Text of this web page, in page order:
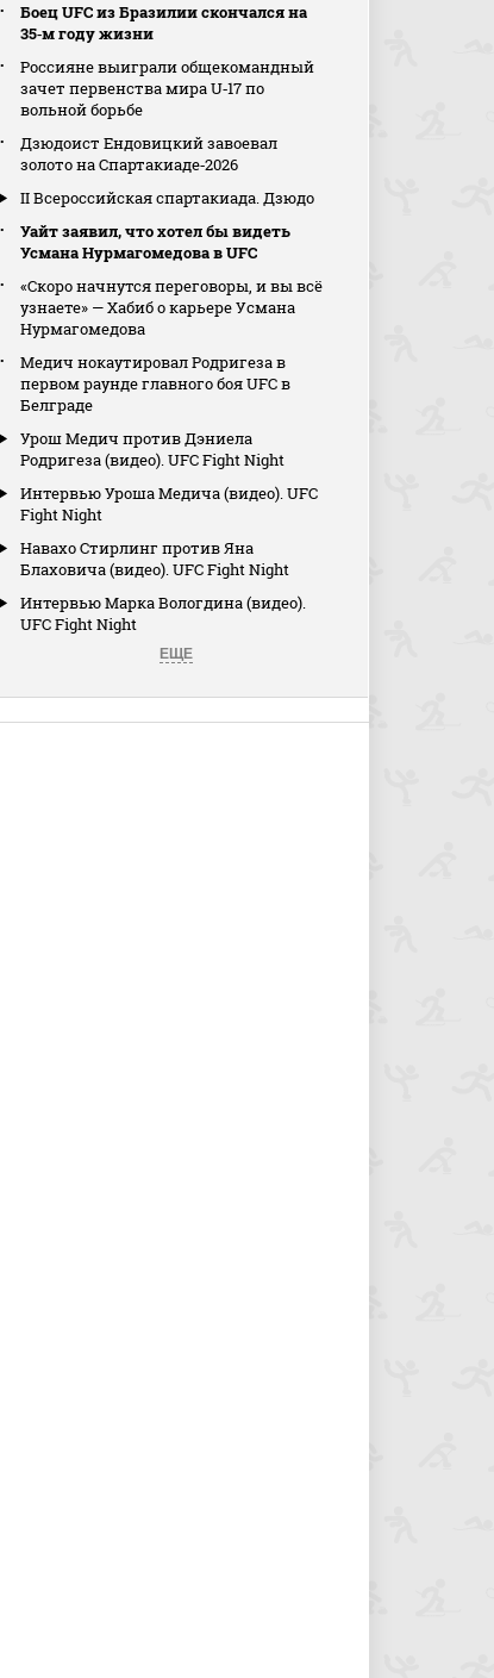
Боец UFC из Бразилии скончался на
35‑м году жизни
Россияне выиграли общекомандный
зачет первенства мира U‑17 по
вольной борьбе
Дзюдоист Ендовицкий завоевал
золото на Спартакиаде‑2026
II Всероссийская спартакиада. Дзюдо
Уайт заявил, что хотел бы видеть
Усмана Нурмагомедова в UFC
«Скоро начнутся переговоры, и вы всё
узнаете» — Хабиб о карьере Усмана
Нурмагомедова
Медич нокаутировал Родригеза в
первом раунде главного боя UFC в
Белграде
Урош Медич против Дэниела
Родригеза (видео). UFC Fight Night
Интервью Уроша Медича (видео). UFC
Fight Night
Навахо Стирлинг против Яна
Блаховича (видео). UFC Fight Night
Интервью Марка Вологдина (видео).
UFC Fight Night
ЕЩЕ